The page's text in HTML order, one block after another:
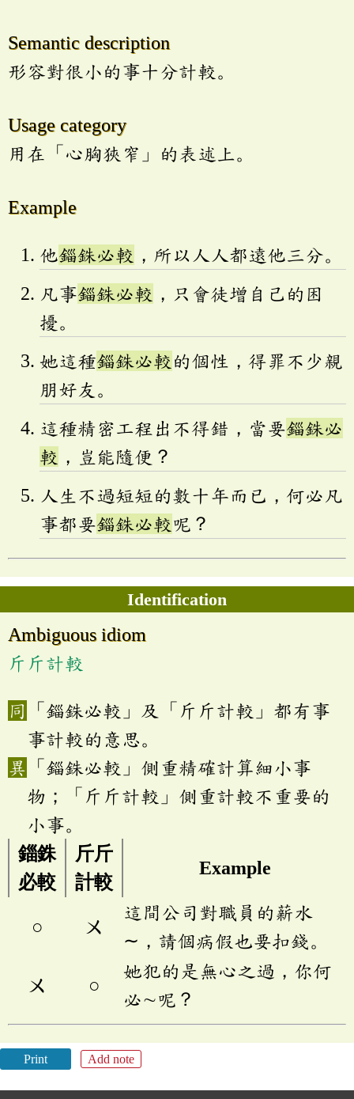
Semantic description
形容對很小的事十分計較。
Usage category
用在「心胸狹窄」的表述上。
Example
他錙銖必較 ，所以人人都遠他三分。
凡事錙銖必較 ，只會徒增自己的困
擾。
她這種錙銖必較 的個性，得罪不少親
朋好友。
這種精密工程出不得錯，當要錙銖必
較 ，豈能隨便？
人生不過短短的數十年而已，何必凡
事都要錙銖必較呢？
Identification
Ambiguous idiom
斤斤計較
「錙銖必較」及「斤斤計較」都有事
事計較的意思。
「錙銖必較」側重精確計算細小事
物；「斤斤計較」側重計較不重要的
小事。
錙銖
必較
斤斤
計較
Example
○ ㄨ
這間公司對職員的薪水
∼，請個病假也要扣錢。
ㄨ ○
她犯的是無心之過，你何
必∼呢？
Print Add note